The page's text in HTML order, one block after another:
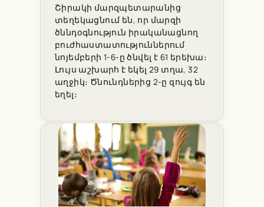
Շիրակի մարզպետարանից
տեղեկացնում են, որ մարզի
ծննդօգնություն իրականացնող
բուժհաստատություններում
նոյեմբերի 1-6-ը ծնվել է 61 երեխա։
Լույս աշխարհ է եկել 29 տղա, 32
աղջիկ։ Ծնունդներից 2-ը զույգ են
եղել։